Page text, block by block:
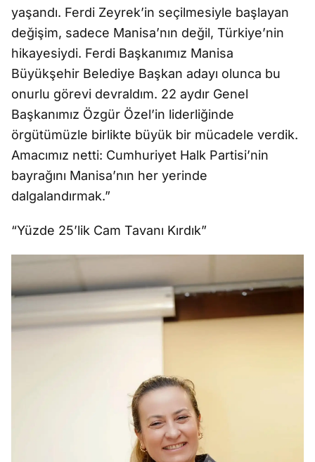
yaşandı. Ferdi Zeyrek’in seçilmesiyle başlayan
değişim, sadece Manisa’nın değil, Türkiye’nin
hikayesiydi. Ferdi Başkanımız Manisa
Büyükşehir Belediye Başkan adayı olunca bu
onurlu görevi devraldım. 22 aydır Genel
Başkanımız Özgür Özel’in liderliğinde
örgütümüzle birlikte büyük bir mücadele verdik.
Amacımız netti: Cumhuriyet Halk Partisi’nin
bayrağını Manisa’nın her yerinde
dalgalandırmak.”
“Yüzde 25’lik Cam Tavanı Kırdık”